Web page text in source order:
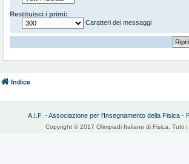
Restituisci i primi:
Caratteri dei messaggi
Indice
A.I.F. - Associazione per l'Insegnamento della Fisica -
Copyright © 2017 Olimpiadi Italiane di Fisica. Tutti i